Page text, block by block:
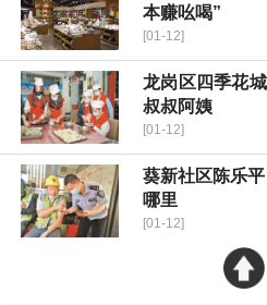
本赚吆喝”
[01-12]
龙岗区四季花
叔叔阿姨
[01-12]
葵新社区陈乐
哪里
[01-12]